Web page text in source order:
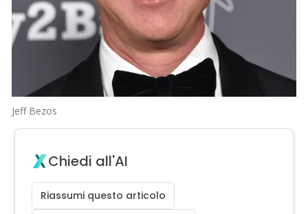
Jeff Bezos
Chiedi all'AI
Riassumi questo articolo